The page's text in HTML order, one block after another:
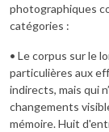
photographiques
catégories :
• Le corpus sur le
particulières aux
indirects, mais qui
changements
mémoire. Huit